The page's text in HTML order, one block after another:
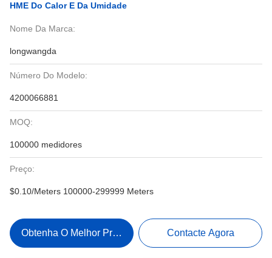
HME Do Calor E Da Umidade
Nome Da Marca:
longwangda
Número Do Modelo:
4200066881
MOQ:
100000 medidores
Preço:
$0.10/Meters 100000-299999 Meters
Obtenha O Melhor Preço Contacte Agora